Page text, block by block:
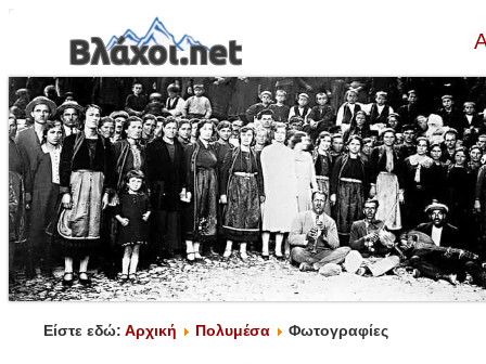
Είστε εδώ: Αρχική Πολυμέσα Φωτογραφίες